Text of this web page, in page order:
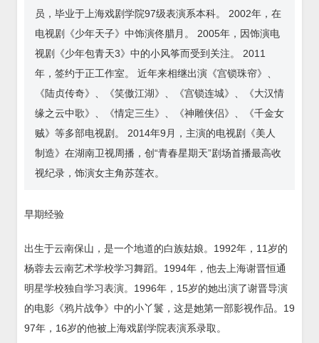
员，毕业于上海戏剧学院97级表演系本科。 2002年，在
电视剧《少年天子》中饰演佟腊月。 2005年，因饰演电
视剧《少年包青天3》中的小风筝而受到关注。 2011
年，签约于正工作室。 近年来相继出演《宫锁珠帘》、
《陆贞传奇》、《笑傲江湖》、《宫锁连城》、《大汉情
缘之云中歌》、《情定三生》、《神雕侠侣》、《千金女
贼》等多部电视剧。 2014年9月，主演的电视剧《美人
制造》在湖南卫视周播，创“青春星期天”剧场首播最高收
视纪录，饰演女主角苏莲衣。
早期经验
出生于云南保山，是一个地道的白族姑娘。1992年，11岁的
杨蓉去云南艺术学校学习舞蹈。1994年，他去上海谢晋恒通
明星学校独自学习表演。1996年，15岁的她出演了谢晋导演
的电影《鸦片战争》中的小丫鬟，这是她第一部影视作品。19
97年，16岁的他被上海戏剧学院表演系录取。